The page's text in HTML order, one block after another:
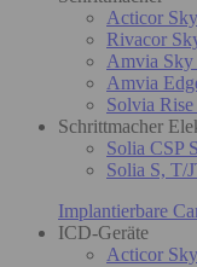
Acticor
Rivacor
Amvia
Amvia
Solvia
Schrittmacher
Solia CSP S
Solia S, T/
Implantierbare
ICD-Geräte
Acticor